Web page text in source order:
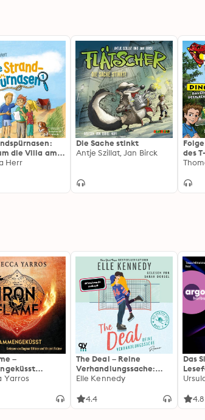
die Villa am
Herr
Die Sache stinkt
Antje Szillat, Jan Birck
des
–
Reihe
des
Yarros
The Deal – Reine
Verhandlungssache:
Off-Campus 1 | Roman |
Prickelnde College-
Elle Kennedy
4.4
Das
4.8